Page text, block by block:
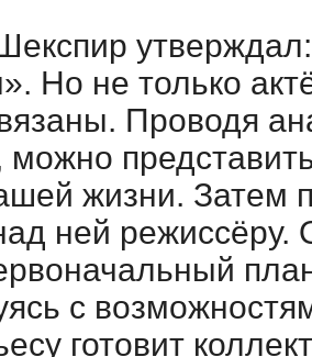
Но не только
Проводя
можно
жизни. Затем
ней режиссёру.
с
готовит